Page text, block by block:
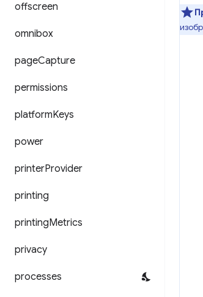
offscreen
omnibox
pageCapture
permissions
platformKeys
power
printerProvider
printing
printingMetrics
privacy
processes